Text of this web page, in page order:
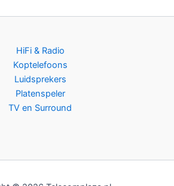
HiFi & Radio
Koptelefoons
Luidsprekers
Platenspeler
TV en Surround